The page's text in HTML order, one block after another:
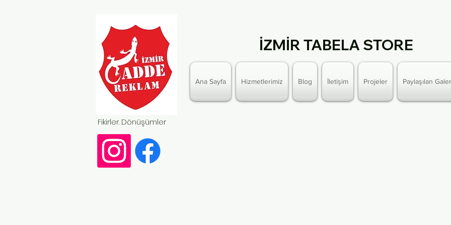
Ana Sayfa Hizmetlerimiz Blog İletişim Projeler Paylaşılan
İZMİR TABELA STORE
Fikirler. Dönüşümler